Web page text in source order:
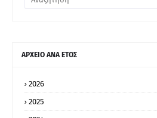
ΑΡΧΕΙΟ ΑΝΑ ΕΤΟΣ
2026
2025